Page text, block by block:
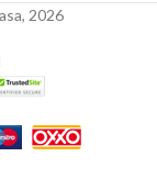
2026